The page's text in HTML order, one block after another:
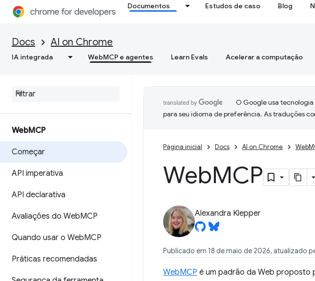
Documentos Estudos de caso Blog
Docs AI on Chrome
IA integrada WebMCP e agentes Learn Evals Acelerar a computação
WebMCP
Começar
API imperativa
API declarativa
Avaliações do WebMCP
Quando usar o WebMCP
Práticas recomendadas
O Google usa
para seu idioma de preferência. As traduções
Página inicial Docs AI on Chrome
WebMCP
Alexandra Klepper
Publicado em 18 de maio de 2026, atualizado
WebMCP é um padrão da Web proposto